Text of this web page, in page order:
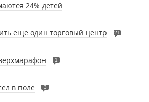
24% детей
еще один торговый центр 21
1
в поле 3